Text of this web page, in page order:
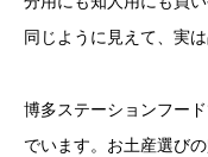
同じように見えて、実
博多ステーションフー
でいます。お土産選び